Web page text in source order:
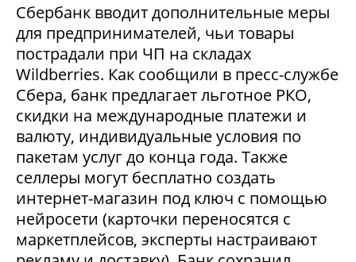
Сбербанк вводит дополнительные меры
для предпринимателей, чьи товары
пострадали при ЧП на складах
Wildberries. Как сообщили в пресс-службе
Сбера, банк предлагает льготное РКО,
скидки на международные платежи и
валюту, индивидуальные условия по
пакетам услуг до конца года. Также
селлеры могут бесплатно создать
интернет-магазин под ключ с помощью
нейросети (карточки переносятся с
маркетплейсов, эксперты настраивают